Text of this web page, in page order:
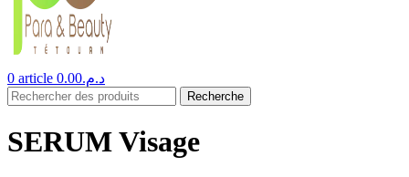
0 article د.م.0.00
Recherche
SERUM Visage